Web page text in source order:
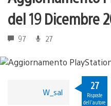
del 19 Dicembre
97 27
W_sal
27
Risposte
dell'autore